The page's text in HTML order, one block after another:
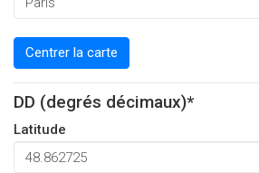
Centrer la carte
DD (degrés décimaux)*
Latitude